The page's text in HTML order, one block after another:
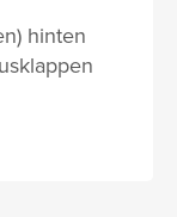
hinten